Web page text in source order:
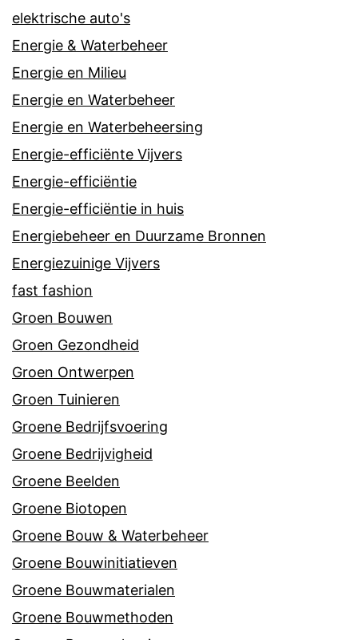
elektrische auto's
Energie & Waterbeheer
Energie en Milieu
Energie en Waterbeheer
Energie en Waterbeheersing
Energie-efficiënte Vijvers
Energie-efficiëntie
Energie-efficiëntie in huis
Energiebeheer en Duurzame Bronnen
Energiezuinige Vijvers
fast fashion
Groen Bouwen
Groen Gezondheid
Groen Ontwerpen
Groen Tuinieren
Groene Bedrijfsvoering
Groene Bedrijvigheid
Groene Beelden
Groene Biotopen
Groene Bouw & Waterbeheer
Groene Bouwinitiatieven
Groene Bouwmaterialen
Groene Bouwmethoden